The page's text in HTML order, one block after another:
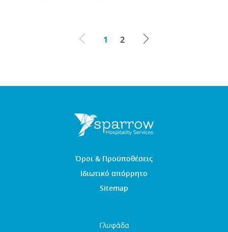
1 2
Όροι & Προϋποθέσεις
Ιδιωτικό απόρρητο
Sitemap
Γλυφάδα